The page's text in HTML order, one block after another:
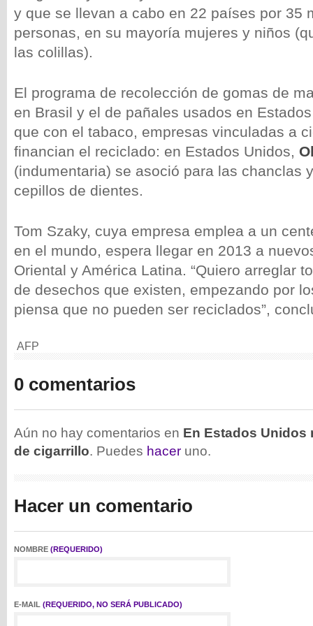
y que se llevan a cabo en 22 países por 35
personas, en su mayoría mujeres y niños
las colillas).
El programa de recolección de gomas de
en Brasil y el de pañales usados en
que con el tabaco, empresas vinculadas a
financian el reciclado: en Estados Unidos,
(indumentaria) se asoció para las chanclas
cepillos de dientes.
Tom Szaky, cuya empresa emplea a un
en el mundo, espera llegar en 2013 a
Oriental y América Latina. “Quiero arreglar
de desechos que existen, empezando por
piensa que no pueden ser reciclados”,
AFP
0 comentarios
Aún no hay comentarios en En Estados
de cigarrillo. Puedes hacer uno.
Hacer un comentario
NOMBRE (REQUERIDO)
E-MAIL (REQUERIDO, NO SERÁ PUBLICADO)